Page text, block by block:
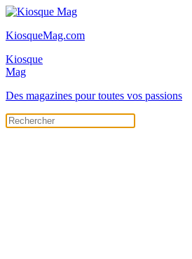
KiosqueMag.com
Kiosque
Mag
Des magazines pour toutes vos passions